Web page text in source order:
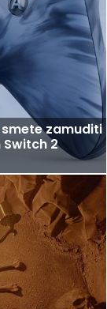
zamuditi
Switch 2